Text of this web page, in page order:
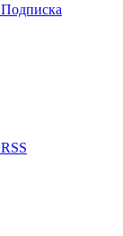
Подписка
RSS